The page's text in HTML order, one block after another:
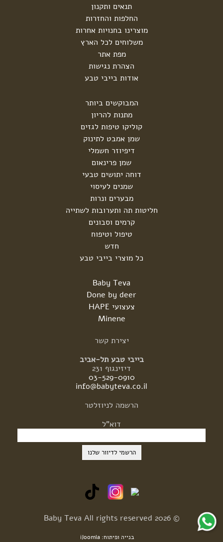
תנאים ותקנון
החלפות והחזרות
מוצרינו בחנויות אחרות
משלוחים לכל הארץ
מפת אתר
הצהרת נגישות
אודות בייבי טבע
המבוקשים ביותר
מתנות להריון
קוליקו טיפות לגזים
שמן אמבט לתינוק
דיפיוזר חשמלי
שמן פרינאום
דוחה יתושים טבעי
שמנים לעיסוי
מבערים ונרות
חליטות תה ותערובות לשתייה
קרמים וסבונים
טיפול וטיפוח
חדש
כל מוצרי בייבי טבע
Baby Teva
Done by deer
צעצועי HAPE
Minene
יצירת קשר
בייבי טבע תל-אביב
דיזינגוף 231
03-529-0910
info@babyteva.co.il
הרשמה לניוזלטר
דוא"ל
© 2026 Baby Teva All rights reserved
בנייה ופיתוח: iJoomla